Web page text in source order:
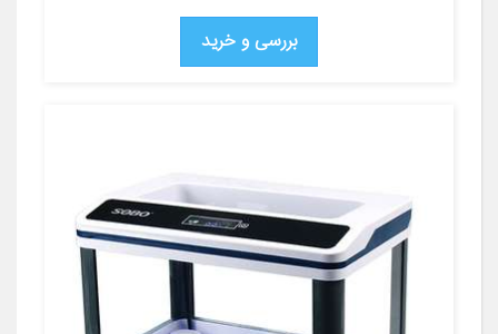
بررسی و خرید